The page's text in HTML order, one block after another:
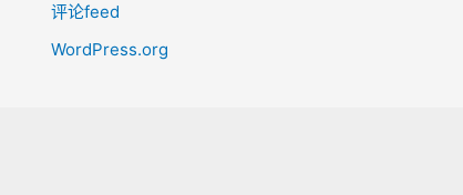
评论feed
WordPress.org